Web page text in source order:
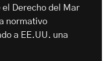
el Derecho del Mar
normativo
a EE.UU. una